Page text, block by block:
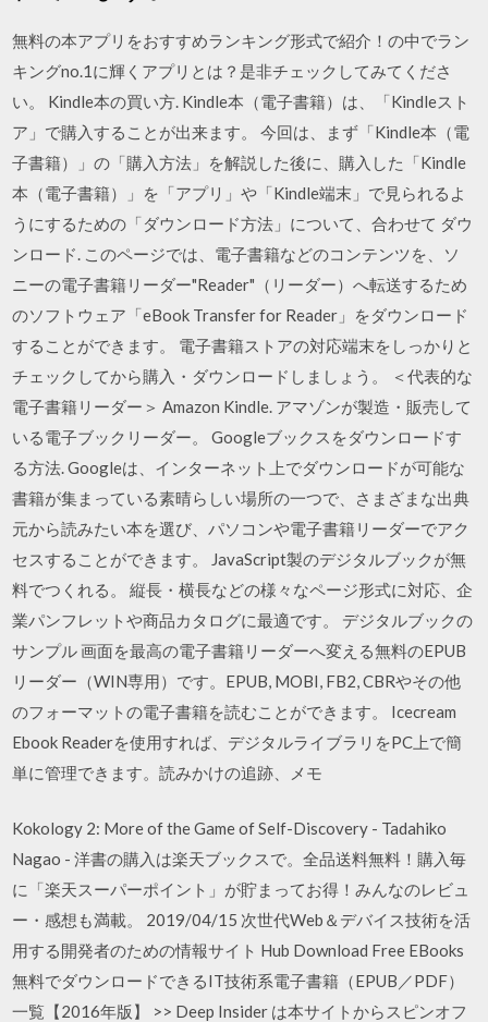
無料の本アプリをおすすめランキング形式で紹介！の中でラン
キングno.1に輝くアプリとは？是非チェックしてみてくださ
い。 Kindle本の買い方. Kindle本（電子書籍）は、「Kindleスト
ア」で購入することが出来ます。 今回は、まず「Kindle本（電
子書籍）」の「購入方法」を解説した後に、購入した「Kindle
本（電子書籍）」を「アプリ」や「Kindle端末」で見られるよ
うにするための「ダウンロード方法」について、合わせて ダウ
ンロード. このページでは、電子書籍などのコンテンツを、ソ
ニーの電子書籍リーダー"Reader"（リーダー）へ転送するため
のソフトウェア「eBook Transfer for Reader」をダウンロード
することができます。 電子書籍ストアの対応端末をしっかりと
チェックしてから購入・ダウンロードしましょう。 ＜代表的な
電子書籍リーダー＞ Amazon Kindle. アマゾンが製造・販売して
いる電子ブックリーダー。 Googleブックスをダウンロードす
る方法. Googleは、インターネット上でダウンロードが可能な
書籍が集まっている素晴らしい場所の一つで、さまざまな出典
元から読みたい本を選び、パソコンや電子書籍リーダーでアク
セスすることができます。 JavaScript製のデジタルブックが無
料でつくれる。 縦長・横長などの様々なページ形式に対応、企
業パンフレットや商品カタログに最適です。 デジタルブックの
サンプル 画面を最高の電子書籍リーダーへ変える無料のEPUB
リーダー（WIN専用）です。EPUB, MOBI, FB2, CBRやその他
のフォーマットの電子書籍を読むことができます。 Icecream
Ebook Readerを使用すれば、デジタルライブラリをPC上で簡
単に管理できます。読みかけの追跡、メモ
Kokology 2: More of the Game of Self-Discovery - Tadahiko
Nagao - 洋書の購入は楽天ブックスで。全品送料無料！購入毎
に「楽天スーパーポイント」が貯まってお得！みんなのレビュ
ー・感想も満載。 2019/04/15 次世代Web＆デバイス技術を活
用する開発者のための情報サイト Hub Download Free EBooks
無料でダウンロードできるIT技術系電子書籍（EPUB／PDF）
一覧【2016年版】 >> Deep Insider は本サイトからスピンオフ